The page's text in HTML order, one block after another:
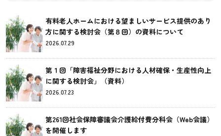
有料老人ホームにおける望ましいサービス提供のあり
方に関する検討会（第８回）の資料について
2026.07.29
第１回「障害福祉分野における人材確保・生産性向上
に関する検討会」（資料）
2026.07.23
第261回社会保障審議会介護給付費分科会（Web会議）
を開催します